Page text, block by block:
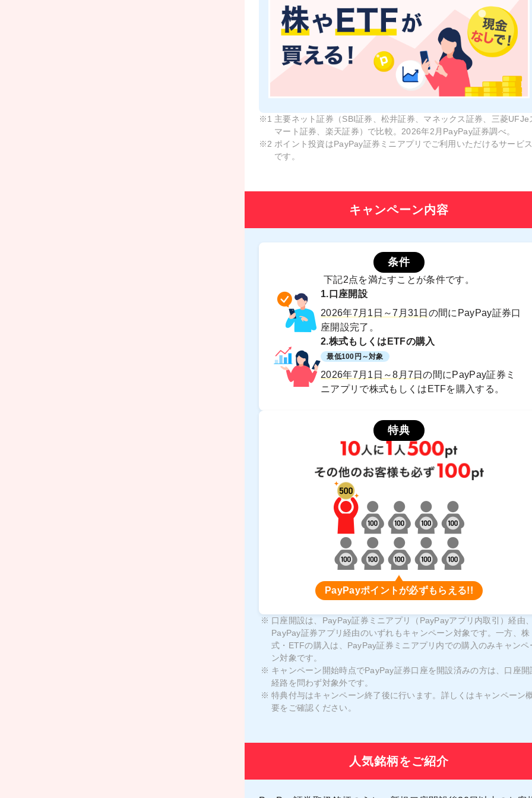
主要ネット証券（SBI証券、松井証券、マネックス証券、三菱UFJe
マート証券、楽天証券）で比較。2026年2月PayPay証券調べ。
ポイント投資はPayPay証券ミニアプリでご利用いただけるサービ
です。
キャンペーン内容
条件
下記2点を満たすことが条件です。
1.口座開設
2026年7月1日～7月31日 の間にPayPay証券口
座開設完了。
2.株式もしくはETFの購入
最低100円～対象
2026年7月1日～8月7日の間にPayPay証券ミ
ニアプリで株式もしくはETFを購入する。
特典
PayPayポイントが必ずもらえる!!
口座開設は、PayPay証券ミニアプリ（PayPayアプリ内取引）経由
PayPay証券アプリ経由のいずれもキャンペーン対象です。一方、株
式・ETFの購入は、PayPay証券ミニアプリ内での購入のみキャンペ
ン対象です。
キャンペーン開始時点でPayPay証券口座を開設済みの方は、口座開
経路を問わず対象外です。
特典付与はキャンペーン終了後に行います。詳しくはキャンペーン
要をご確認ください。
人気銘柄をご紹介